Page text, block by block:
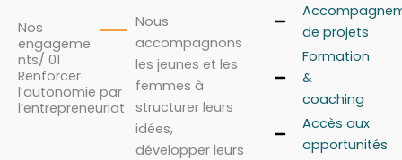
Nos
engageme
nts/ 01
Renforcer
l’autonomie par
l’entrepreneuriat
Nous
accompagnons
les jeunes et les
femmes à
structurer leurs
idées,
développer leurs
de projets
Formation
&
coaching
Accès aux
opportunités